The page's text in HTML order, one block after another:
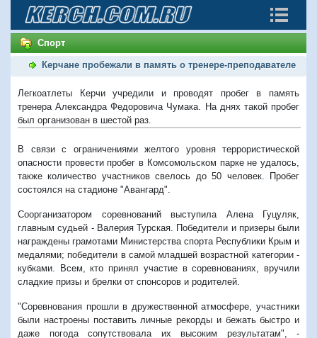
Спорт
Керчане пробежали в память о тренере-преподавателе
Легкоатлеты Керчи учредили и проводят пробег в память
тренера Александра Федоровича Чумака. На днях такой пробег
был организован в шестой раз.
В связи с ограничениями желтого уровня террористической
опасности провести пробег в Комсомольском парке не удалось,
также количество участников свелось до 50 человек. Пробег
состоялся на стадионе "Авангард".
Соорганизатором соревнований выступила Алена Гуцуляк,
главным судьей - Валерия Турская. Победители и призеры были
награждены грамотами Министерства спорта Республики Крым и
медалями; победители в самой младшей возрастной категории -
кубками. Всем, кто принял участие в соревнованиях, вручили
сладкие призы и брелки от спонсоров и родителей.
"Соревнования прошли в дружественной атмосфере, участники
были настроены поставить личные рекорды и бежать быстро и
даже погода сопутствовала их высоким результатам", -